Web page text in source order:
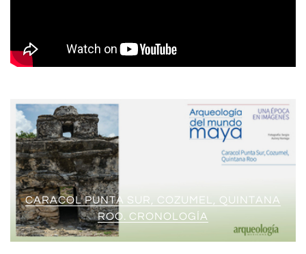
CARACOL PUNTA SUR, COZUMEL, QUINTANA
ROO. CRONOLOGÍA